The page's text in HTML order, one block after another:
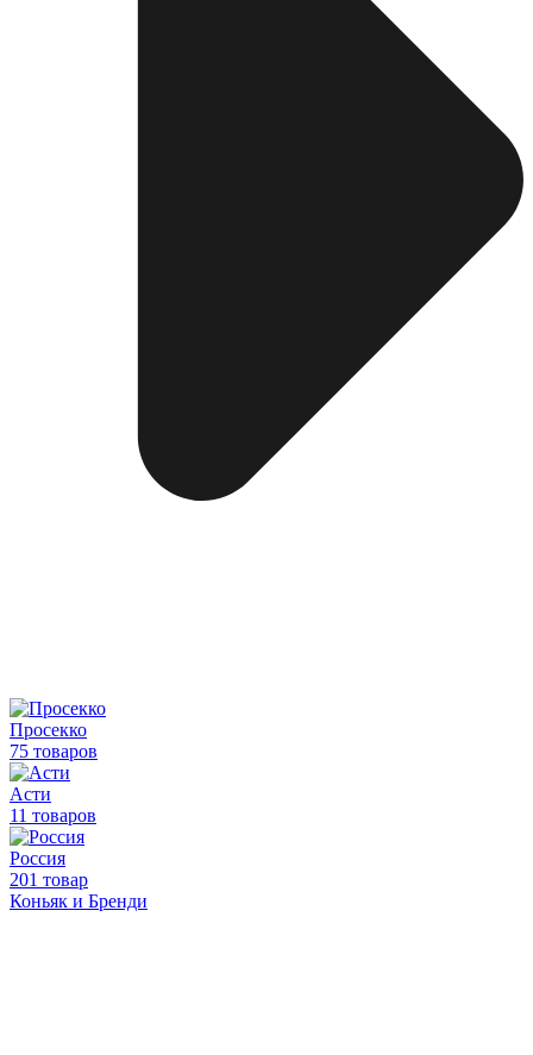
Просекко
75 товаров
Асти
11 товаров
Россия
201 товар
Коньяк и Бренди